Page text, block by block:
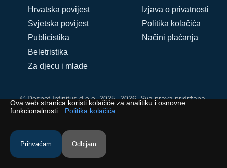
Hrvatska povijest
Svjetska povijest
Publicistika
Beletristika
Za djecu i mlade
Izjava o privatnosti
Politika kolačića
Načini plaćanja
© Despot Infinitus d.o.o. 2025.-2026. Sva prava pridržana.
Ova web stranica koristi kolačiće za analitiku i osnovne
funkcionalnosti.
Politika kolačića
Prihvaćam Odbijam